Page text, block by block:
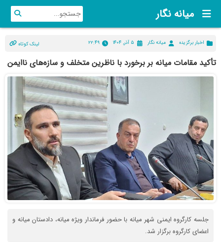
میانه نگار
اخبار برگزیده میانه نگار ۵ آذر, ۱۴۰۴ ۲۲:۴۹ لینک کوتاه
تأکید مقامات میانه بر برخورد با ناظرین متخلف و سازه‌های ناایمن
جلسه کارگروه ایمنی شهر میانه با حضور فرماندار ویژه میانه، دادستان میانه و
اعضای کارگروه برگزار شد.